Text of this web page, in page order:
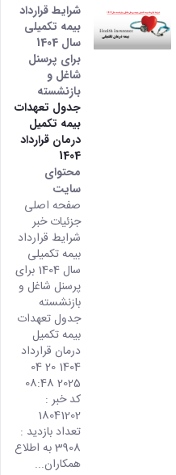
شرایط قرارداد
بیمه تکمیلی
سال 1404
برای پرسنل
شاغل و
بازنشسته
جدول تعهدات
بیمه تکمیل
درمان قرارداد
1404
محتوای
سایت
صفحه اصلی
جزئیات خبر
شرایط قرارداد
بیمه تکمیلی
سال 1404 برای
پرسنل شاغل و
بازنشسته
جدول تعهدات
بیمه تکمیل
درمان قرارداد
1404 20 04
2025 08:48
کد خبر :
18041202
تعداد بازدید :
3908 به اطلاع
همکاران...